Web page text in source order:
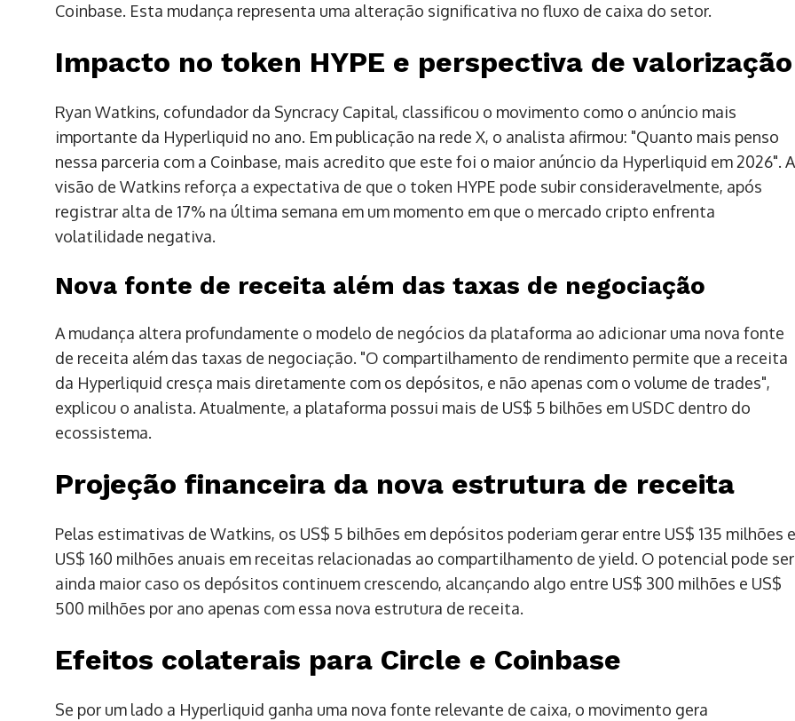
Coinbase. Esta mudança representa uma alteração significativa no fluxo de caixa do setor.
Impacto no token HYPE e perspectiva de valorização
Ryan Watkins, cofundador da Syncracy Capital, classificou o movimento como o anúncio mais
importante da Hyperliquid no ano. Em publicação na rede X, o analista afirmou: "Quanto mais penso
nessa parceria com a Coinbase, mais acredito que este foi o maior anúncio da Hyperliquid em 2026". A
visão de Watkins reforça a expectativa de que o token HYPE pode subir consideravelmente, após
registrar alta de 17% na última semana em um momento em que o mercado cripto enfrenta
volatilidade negativa.
Nova fonte de receita além das taxas de negociação
A mudança altera profundamente o modelo de negócios da plataforma ao adicionar uma nova fonte
de receita além das taxas de negociação. "O compartilhamento de rendimento permite que a receita
da Hyperliquid cresça mais diretamente com os depósitos, e não apenas com o volume de trades",
explicou o analista. Atualmente, a plataforma possui mais de US$ 5 bilhões em USDC dentro do
ecossistema.
Projeção financeira da nova estrutura de receita
Pelas estimativas de Watkins, os US$ 5 bilhões em depósitos poderiam gerar entre US$ 135 milhões e
US$ 160 milhões anuais em receitas relacionadas ao compartilhamento de yield. O potencial pode ser
ainda maior caso os depósitos continuem crescendo, alcançando algo entre US$ 300 milhões e US$
500 milhões por ano apenas com essa nova estrutura de receita.
Efeitos colaterais para Circle e Coinbase
Se por um lado a Hyperliquid ganha uma nova fonte relevante de caixa, o movimento gera